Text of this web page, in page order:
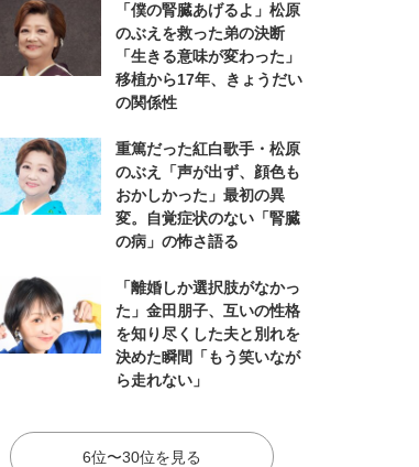
助産院「こもれび家」は、もともとは二世帯住宅だった広
「僕の腎臓あげるよ」松原
のぶえを救った弟の決断
「生きる意味が変わった」
移植から17年、きょうだい
の関係性
重篤だった紅白歌手・松原
のぶえ「声が出ず、顔色も
おかしかった」最初の異
変。自覚症状のない「腎臓
の病」の怖さ語る
「離婚しか選択肢がなかっ
た」金田朋子、互いの性格
を知り尽くした夫と別れを
決めた瞬間「もう笑いなが
ら走れない」
6位〜30位を見る